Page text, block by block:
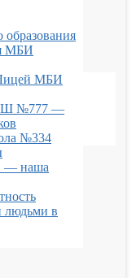
образования
МБИ
МБИ
№777 —
№334
— наша
людьми в